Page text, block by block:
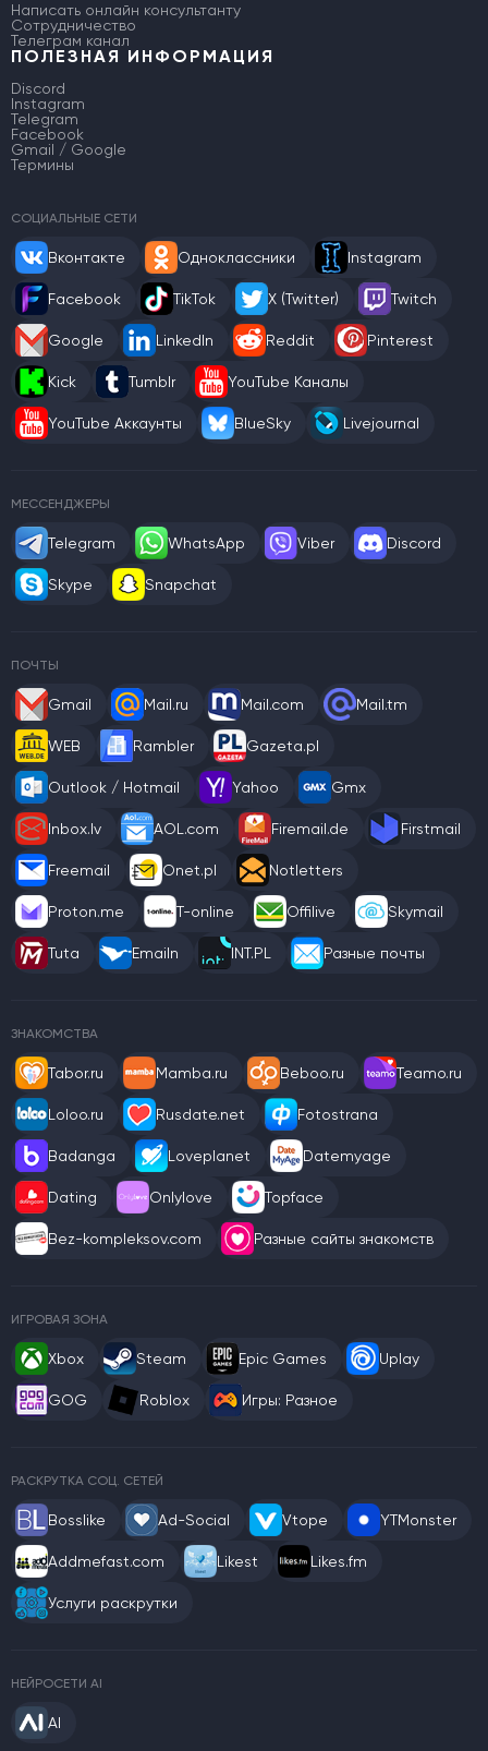
Написать онлайн консультанту
Сотрудничество
Телеграм канал
ПОЛЕЗНАЯ ИНФОРМАЦИЯ
Discord
Instagram
Telegram
Facebook
Gmail / Google
Термины
СОЦИАЛЬНЫЕ СЕТИ
Вконтакте Одноклассники Instagram
Facebook TikTok X (Twitter) Twitch
Google LinkedIn Reddit Pinterest
Kick Tumblr YouTube Каналы
YouTube Аккаунты BlueSky Livejournal
МЕССЕНДЖЕРЫ
Telegram WhatsApp Viber Discord
Skype Snapchat
ПОЧТЫ
Gmail Mail.ru Mail.com Mail.tm
WEB Rambler Gazeta.pl
Outlook / Hotmail Yahoo Gmx
Inbox.lv AOL.com Firemail.de Firstmail
Freemail Onet.pl Notletters
Proton.me T-online Offilive Skymail
Tuta Emailn INT.PL Разные почты
ЗНАКОМСТВА
Tabor.ru Mamba.ru Beboo.ru Teamo.ru
Loloo.ru Rusdate.net Fotostrana
Badanga Loveplanet Datemyage
Dating Onlylove Topface
Bez-kompleksov.com Разные сайты знакомств
ИГРОВАЯ ЗОНА
Xbox Steam Epic Games Uplay
GOG Roblox Игры: Разное
РАСКРУТКА СОЦ. СЕТЕЙ
Bosslike Ad-Social Vtope YTMonster
Addmefast.com Likest Likes.fm
Услуги раскрутки
НЕЙРОСЕТИ AI
AI